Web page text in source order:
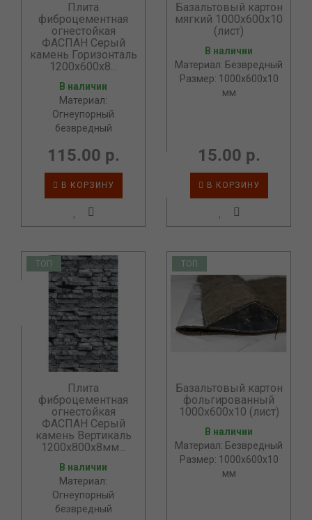
Плита
фиброцементная
огнестойкая
ФАСПАН Серый
камень Горизонталь
1200х600х8...
В наличии
Материал:
Огнеупорный
безвредный
115.00 р.
В КОРЗИНУ
Базальтовый картон
мягкий 1000х600х10
(лист)
В наличии
Материал: Безвредный
Размер: 1000x600x10
мм
15.00 р.
В КОРЗИНУ
ТОП
Плита
фиброцементная
огнестойкая
ФАСПАН Серый
камень Вертикаль
1200х800х8мм...
В наличии
Материал:
Огнеупорный
безвредный
ТОП
Базальтовый картон
фольгированный
1000х600х10 (лист)
В наличии
Материал: Безвредный
Размер: 1000x600x10
мм